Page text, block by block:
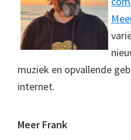
muziek en opvallende
internet.
Meer Frank